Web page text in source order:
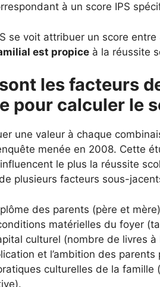
à un score IPS
se voit attribuer un score
est propice à la réussite
les facteurs
pour calculer le
une valeur à chaque
menée en 2008. Cette
le plus la réussite
plusieurs facteurs sous-
des parents (père et
matérielles du foyer
culturel (nombre de livres
et l’ambition des
culturelles de la